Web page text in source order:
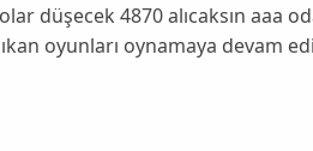
düşecek 4870 alıcaksın aaa
oyunları oynamaya devam